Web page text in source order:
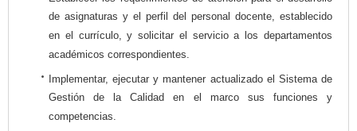
de asignaturas y el perfil del personal docente, establecido
en el currículo, y solicitar el servicio a los departamentos
académicos correspondientes.
Implementar, ejecutar y mantener actualizado el Sistema de
Gestión de la Calidad en el marco sus funciones y
competencias.